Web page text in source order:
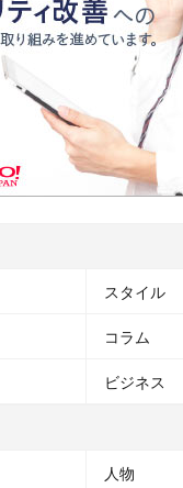
スタイル
コラム
ビジネス
人物